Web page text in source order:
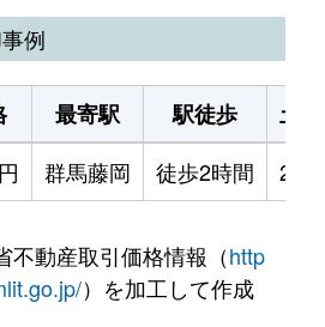
例
最寄駅 駅徒歩
土
群馬藤岡 徒歩2時間
不動産取引価格情報（http
）を加工して作成